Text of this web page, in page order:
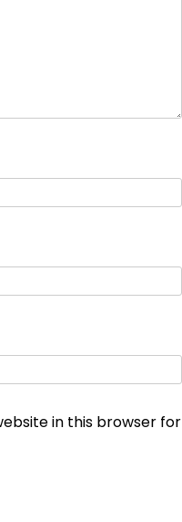
in this browser for